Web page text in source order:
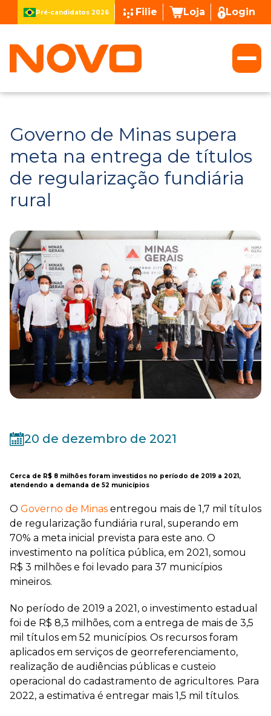
Pré-candidatos 2026 Filie Loja Login
Governo de Minas supera
meta na entrega de títulos
de regularização fundiária
rural
20 de dezembro de 2021
Cerca de R$ 8 milhões foram investidos no período de 2019 a 2021,
atendendo a demanda de 52 municípios
O Governo de Minas entregou mais de 1,7 mil títulos
de regularização fundiária rural, superando em
70% a meta inicial prevista para este ano. O
investimento na política pública, em 2021, somou
R$ 3 milhões e foi levado para 37 municípios
mineiros.
No período de 2019 a 2021, o investimento estadual
foi de R$ 8,3 milhões, com a entrega de mais de 3,5
mil títulos em 52 municípios. Os recursos foram
aplicados em serviços de georreferenciamento,
realização de audiências públicas e custeio
operacional do cadastramento de agricultores. Para
2022, a estimativa é entregar mais 1,5 mil títulos.